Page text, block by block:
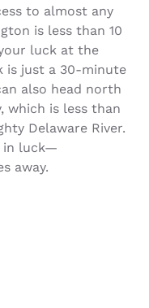
to almost any
is less than 10
luck at the
is just a 30-minute
also head north
which is less than
Delaware River.
in luck—
away.